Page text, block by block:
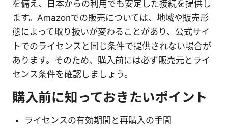
を備え、日本からの利用でも安定した接続を提供し
ます。Amazonでの販売については、地域や販売形
態によって取り扱いが変わることがあり、公式サイ
トでのライセンスと同じ条件で提供されない場合が
あります。そのため、購入前には必ず販売元とライ
センス条件を確認しましょう。
購入前に知っておきたいポイント
ライセンスの有効期間と再購入の手間